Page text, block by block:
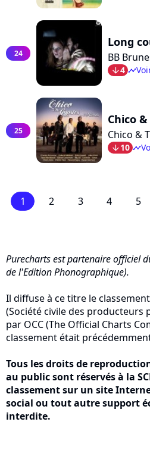
24
Long
BB
arrow_bot4 timeline
25
Chico
Chico &
arrow_bot10 timeline
1 2 3 4 5
Purecharts est partenaire officiel
de l'Edition Phonographique).
Il diffuse à ce titre le
(Société civile des producteurs
par OCC (The Official Charts
classement était
Tous les droits de
au public sont réservés à la
classement sur un site
social ou tout autre support
interdite.